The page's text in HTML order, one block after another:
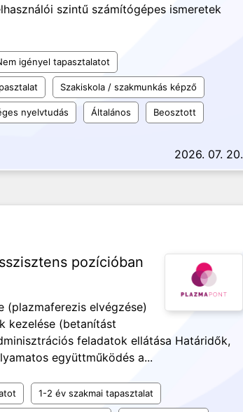
szintű számítógépes ismeretek
igényel tapasztalatot
Szakiskola / szakmunkás képző
nyelvtudás Általános Beosztott
2026. 07. 20.
pozícióban
(plazmaferezis elvégzése)
kezelése (betanítást
feladatok ellátása Határidők,
együttműködés a...
1-2 év szakmai tapasztalat